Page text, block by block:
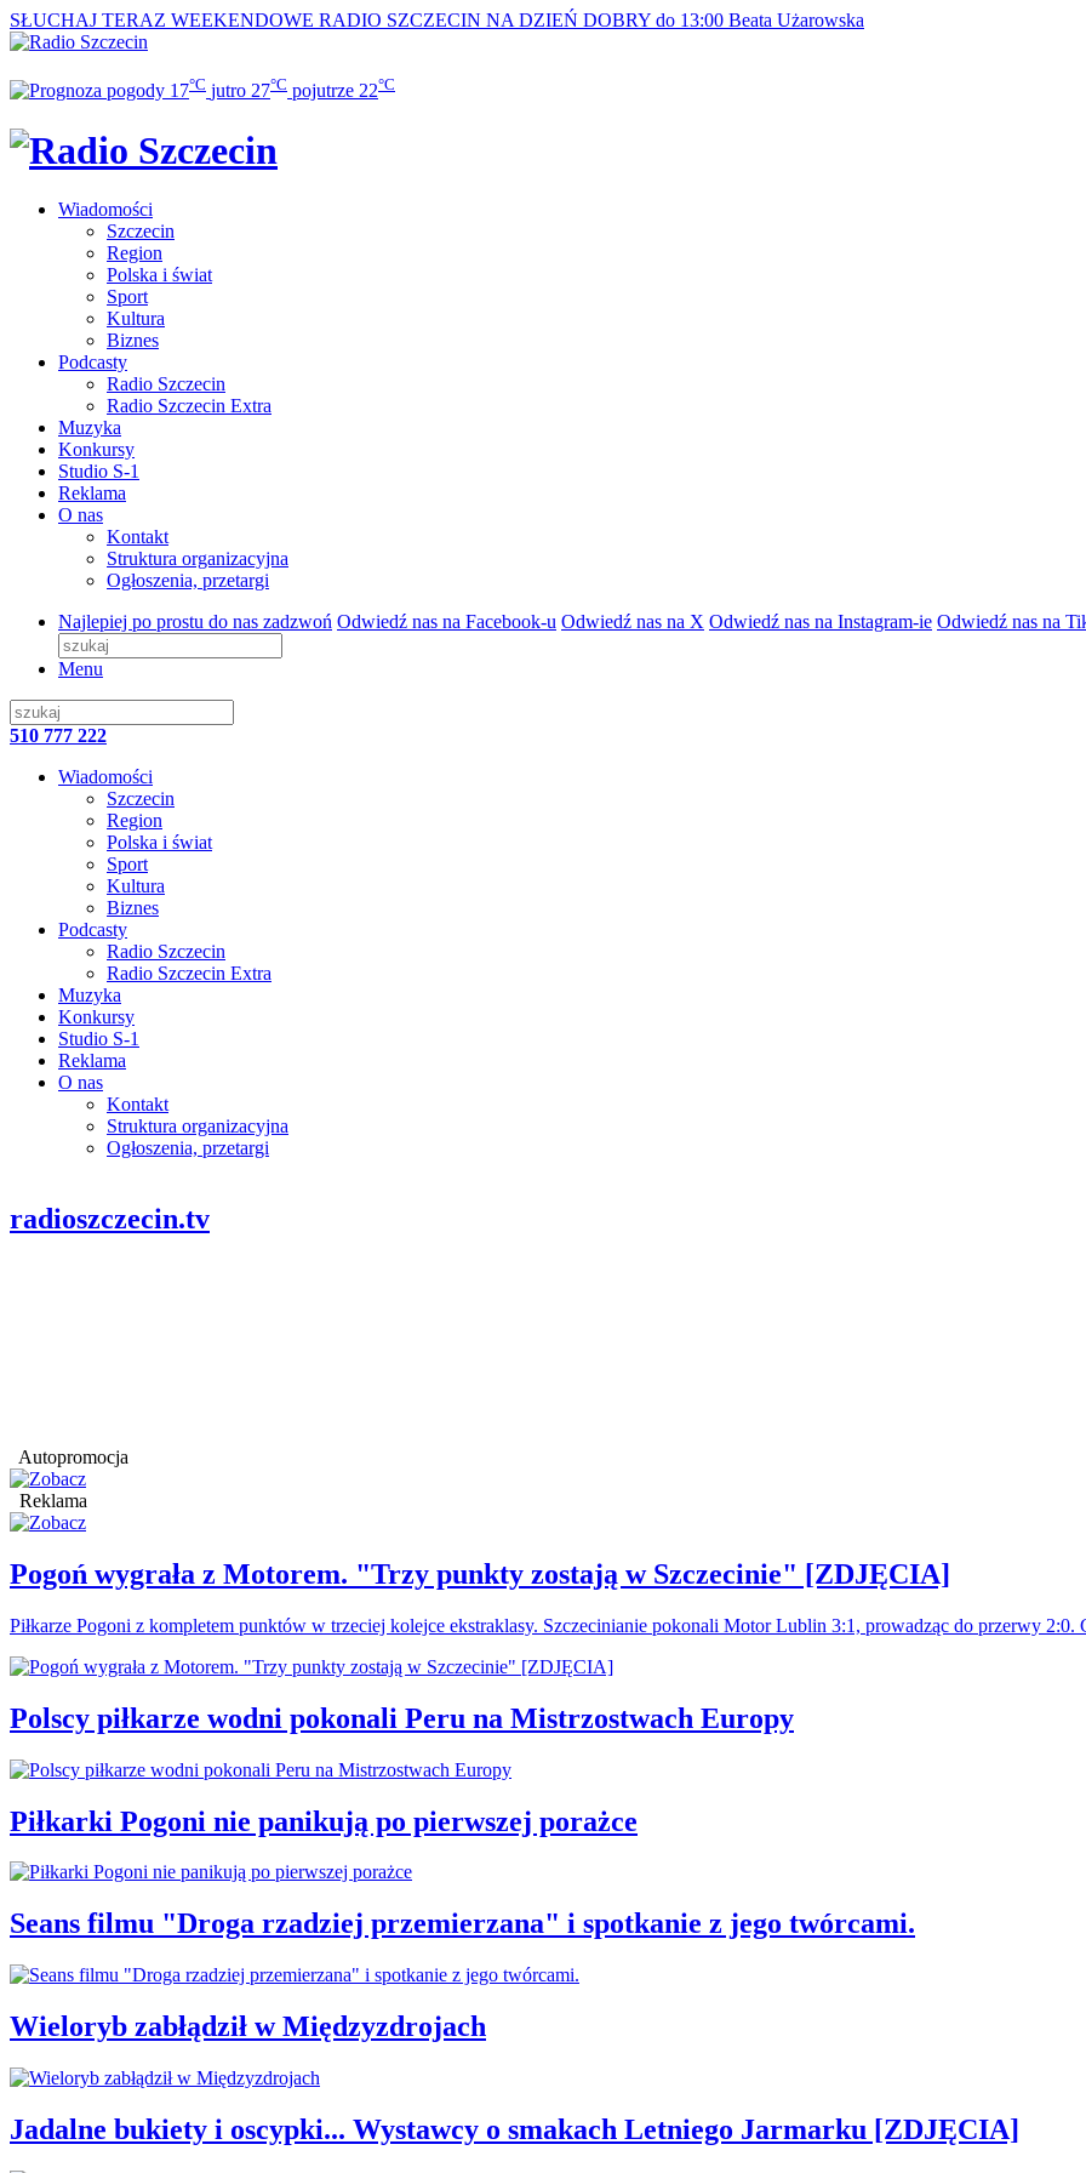
SŁUCHAJ TERAZ WEEKENDOWE RADIO SZCZECIN NA DZIEŃ DOBRY do 13:00 Beata Użarowska
17°C jutro 27°C pojutrze 22°C
Wiadomości
Szczecin
Region
Polska i świat
Sport
Kultura
Biznes
Podcasty
Radio Szczecin
Radio Szczecin Extra
Muzyka
Konkursy
Studio S-1
Reklama
O nas
Kontakt
Struktura organizacyjna
Ogłoszenia, przetargi
Najlepiej po prostu do nas zadzwoń Odwiedź nas na Facebook-u Odwiedź nas na X Odwiedź nas na Instagram-ie Odwiedź nas na
Menu
510 777 222
Wiadomości
Szczecin
Region
Polska i świat
Sport
Kultura
Biznes
Podcasty
Radio Szczecin
Radio Szczecin Extra
Muzyka
Konkursy
Studio S-1
Reklama
O nas
Kontakt
Struktura organizacyjna
Ogłoszenia, przetargi
radioszczecin.tv
Autopromocja
Reklama
Pogoń wygrała z Motorem. "Trzy punkty zostają w Szczecinie" [ZDJĘCIA]
Piłkarze Pogoni z kompletem punktów w trzeciej kolejce ekstraklasy. Szczecinianie pokonali Motor Lublin 3:1, prowadząc do przerwy
Polscy piłkarze wodni pokonali Peru na Mistrzostwach Europy
Piłkarki Pogoni nie panikują po pierwszej porażce
Seans filmu "Droga rzadziej przemierzana" i spotkanie z jego twórcami.
Wieloryb zabłądził w Międzyzdrojach
Jadalne bukiety i oscypki... Wystawcy o smakach Letniego Jarmarku [ZDJĘCIA]